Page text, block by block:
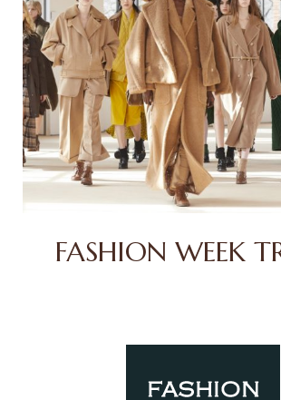
FASHION WEEK